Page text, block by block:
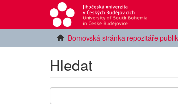
Domovská stránka repozitáře
Hledat